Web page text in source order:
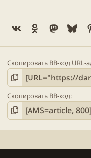
Vk Ok
Скопировать BB-код URL-
Скопировать BB-код